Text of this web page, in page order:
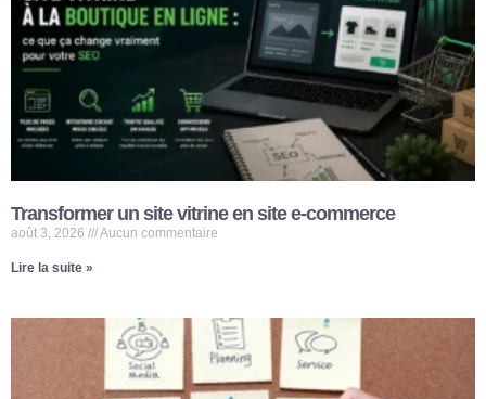
Transformer un site vitrine en site e-commerce
août 3, 2026 Aucun commentaire
Lire la suite »